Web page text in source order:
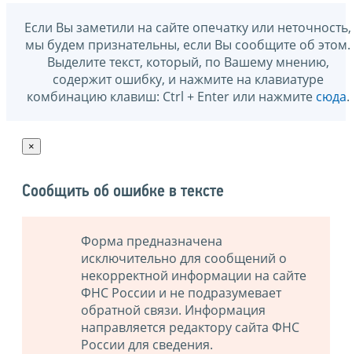
Если Вы заметили на сайте опечатку или неточность,
мы будем признательны, если Вы сообщите об этом.
Выделите текст, который, по Вашему мнению,
содержит ошибку, и нажмите на клавиатуре
комбинацию клавиш: Ctrl + Enter или нажмите сюда.
×
Сообщить об ошибке в тексте
Форма предназначена
исключительно для сообщений о
некорректной информации на сайте
ФНС России и не подразумевает
обратной связи. Информация
направляется редактору сайта ФНС
России для сведения.